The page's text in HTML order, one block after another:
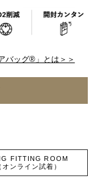
バッグ®︎」とは＞＞
FITTING ROOM
オンライン試着）